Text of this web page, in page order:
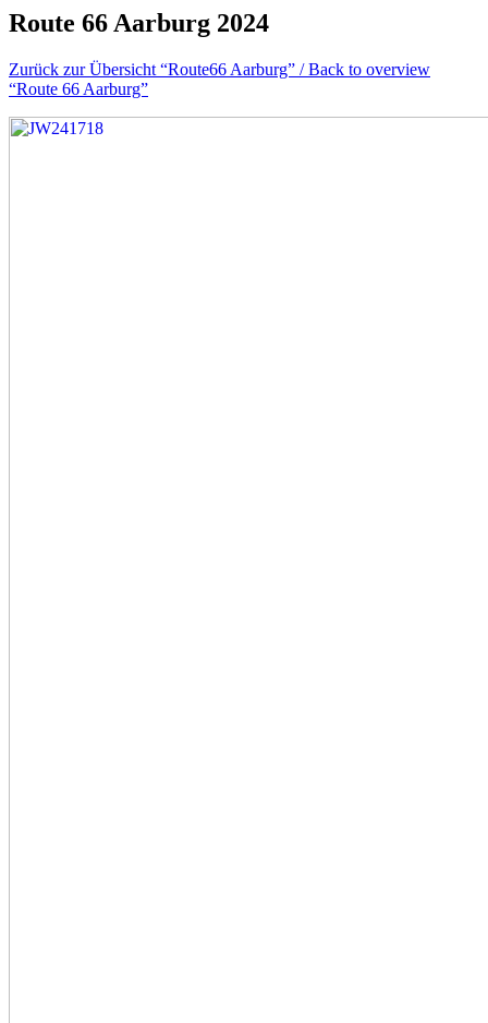
Route 66 Aarburg 2024
Zurück zur Übersicht “Route66 Aarburg” / Back to overview
“Route 66 Aarburg”